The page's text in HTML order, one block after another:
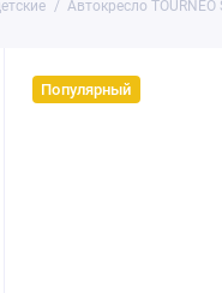
Автокресло
Популярный